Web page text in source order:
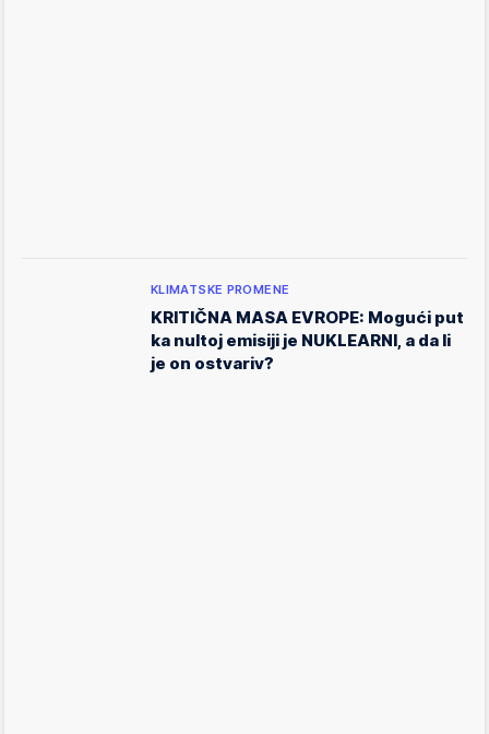
KLIMATSKE PROMENE
KRITIČNA MASA EVROPE: Mogući put
ka nultoj emisiji je NUKLEARNI, a da li
je on ostvariv?